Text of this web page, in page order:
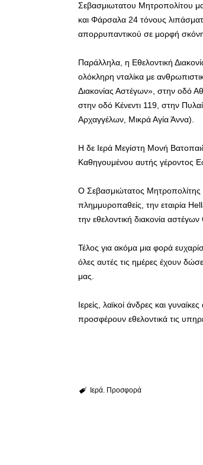
Σεβασμιωτατου Μητροπολίτου
και Φάρσαλα 24 τόνους
απορρυπαντικού σε μορφή
Παράλληλα, η Εθελοντική
ολόκληρη νταλίκα με
Διακονίας Αστέγων», στην οδό
στην οδό Κένεντι 119, στην
Αρχαγγέλων, Μικρά Αγία Άννα).
Η δε Ιερά Μεγίστη Μονή
Καθηγουμένου αυτής γέροντος
Ο Σεβασμιώτατος Μητροπολίτης
πλημμυροπαθείς, την εταιρία
την εθελοντική διακονία
Τέλος για ακόμα μια φορά
όλες αυτές τις ημέρες έχουν
μας.
Ιερείς, λαϊκοί άνδρες και
προσφέρουν εθελοντικά τις
Ιερά. Προσφορά